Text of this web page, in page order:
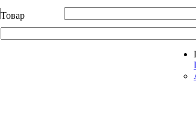
Товар
Allegro - Music: Музичні інструменти в Україні